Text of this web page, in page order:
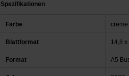
Spezifikationen
Farbe creme
Blattformat 14,8 x
Format A5